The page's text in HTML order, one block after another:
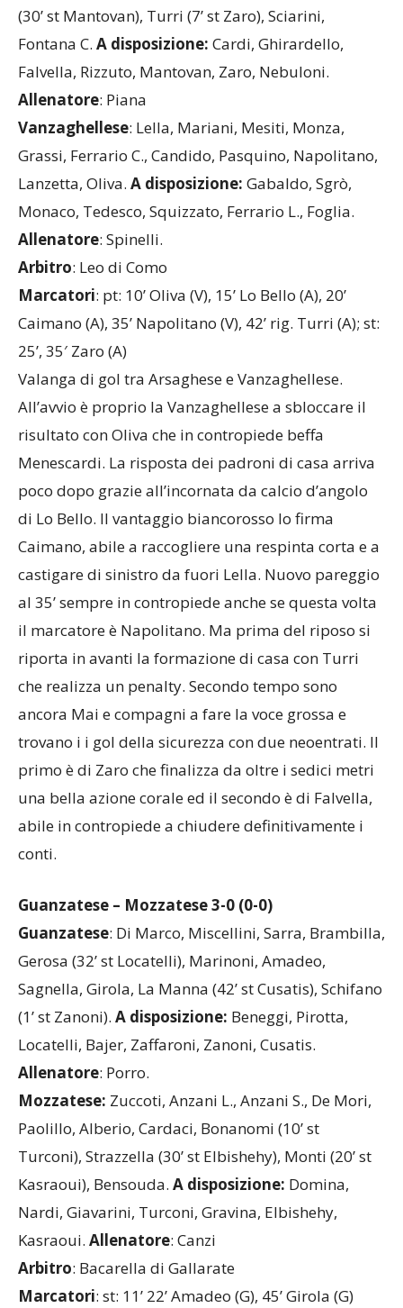
(30’ st Mantovan), Turri (7’ st Zaro), Sciarini,
Fontana C. A disposizione: Cardi, Ghirardello,
Falvella, Rizzuto, Mantovan, Zaro, Nebuloni.
Allenatore: Piana
Vanzaghellese: Lella, Mariani, Mesiti, Monza,
Grassi, Ferrario C., Candido, Pasquino, Napolitano,
Lanzetta, Oliva. A disposizione: Gabaldo, Sgrò,
Monaco, Tedesco, Squizzato, Ferrario L., Foglia.
Allenatore: Spinelli.
Arbitro: Leo di Como
Marcatori: pt: 10’ Oliva (V), 15’ Lo Bello (A), 20’
Caimano (A), 35’ Napolitano (V), 42’ rig. Turri (A); st:
25’, 35′ Zaro (A)
Valanga di gol tra Arsaghese e Vanzaghellese.
All’avvio è proprio la Vanzaghellese a sbloccare il
risultato con Oliva che in contropiede beffa
Menescardi. La risposta dei padroni di casa arriva
poco dopo grazie all’incornata da calcio d’angolo
di Lo Bello. Il vantaggio biancorosso lo firma
Caimano, abile a raccogliere una respinta corta e a
castigare di sinistro da fuori Lella. Nuovo pareggio
al 35’ sempre in contropiede anche se questa volta
il marcatore è Napolitano. Ma prima del riposo si
riporta in avanti la formazione di casa con Turri
che realizza un penalty. Secondo tempo sono
ancora Mai e compagni a fare la voce grossa e
trovano i i gol della sicurezza con due neoentrati. Il
primo è di Zaro che finalizza da oltre i sedici metri
una bella azione corale ed il secondo è di Falvella,
abile in contropiede a chiudere definitivamente i
conti.
Guanzatese – Mozzatese 3-0 (0-0)
Guanzatese: Di Marco, Miscellini, Sarra, Brambilla,
Gerosa (32’ st Locatelli), Marinoni, Amadeo,
Sagnella, Girola, La Manna (42’ st Cusatis), Schifano
(1’ st Zanoni). A disposizione: Beneggi, Pirotta,
Locatelli, Bajer, Zaffaroni, Zanoni, Cusatis.
Allenatore: Porro.
Mozzatese: Zuccoti, Anzani L., Anzani S., De Mori,
Paolillo, Alberio, Cardaci, Bonanomi (10’ st
Turconi), Strazzella (30’ st Elbishehy), Monti (20’ st
Kasraoui), Bensouda. A disposizione: Domina,
Nardi, Giavarini, Turconi, Gravina, Elbishehy,
Kasraoui. Allenatore: Canzi
Arbitro: Bacarella di Gallarate
Marcatori: st: 11’ 22’ Amadeo (G), 45’ Girola (G)